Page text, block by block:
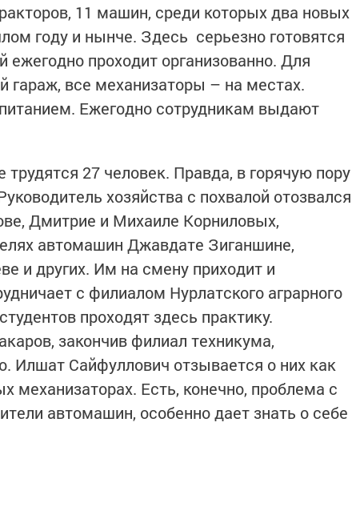
11 машин, среди которых два новых
году и нынче. Здесь серьезно готовятся
ежегодно проходит организованно. Для
гараж, все механизаторы – на местах.
Ежегодно сотрудникам выдают
27 человек. Правда, в горячую пору
хозяйства с похвалой отозвался
Дмитрие и Михаиле Корниловых,
автомашин Джавдате Зиганшине,
и других. Им на смену приходит и
с филиалом Нурлатского аграрного
проходят здесь практику.
закончив филиал техникума,
Илшат Сайфуллович отзывается о них как
механизаторах. Есть, конечно, проблема с
автомашин, особенно дает знать о себе